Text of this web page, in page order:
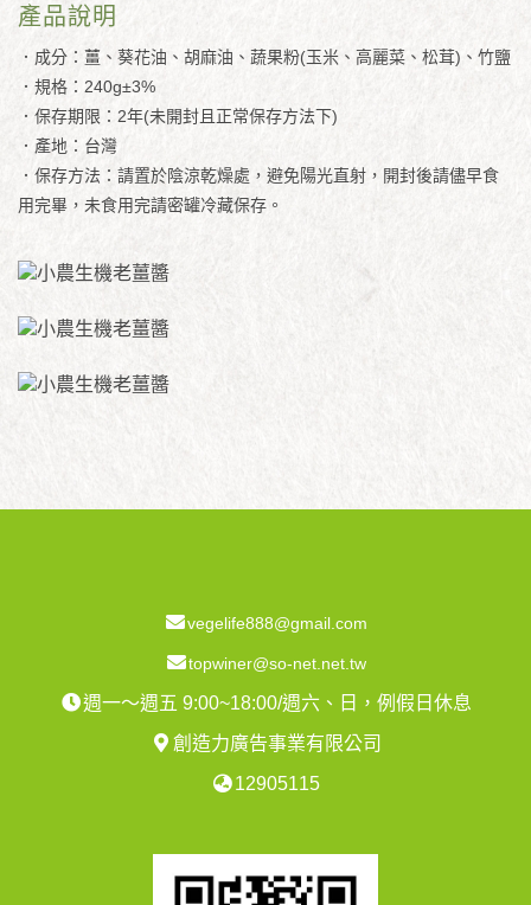
產品說明
．成分：薑、葵花油、胡麻油、蔬果粉(玉米、高麗菜、松茸)、竹鹽
．規格：240g±3%
．保存期限：2年(未開封且正常保存方法下)
．產地：台灣
．保存方法：請置於陰涼乾燥處，避免陽光直射，開封後請儘早食
用完畢，未食用完請密罐冷藏保存。
vegelife888@gmail.com
topwiner@so-net.net.tw
週一～週五 9:00~18:00/週六、日，例假日休息
創造力廣告事業有限公司
12905115